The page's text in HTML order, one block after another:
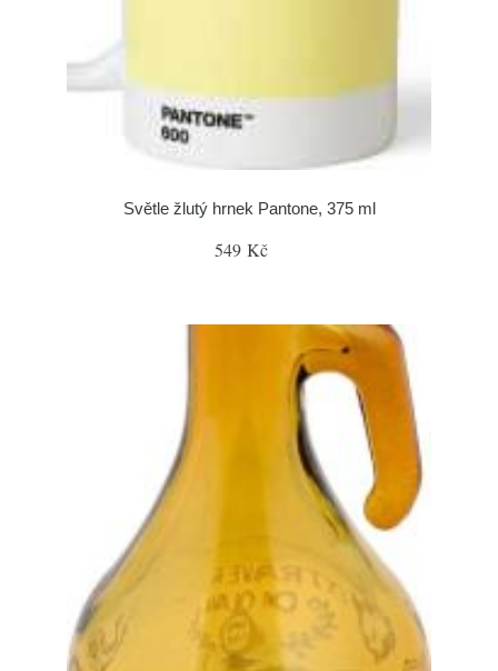
Světle žlutý hrnek Pantone, 375 ml
549 Kč